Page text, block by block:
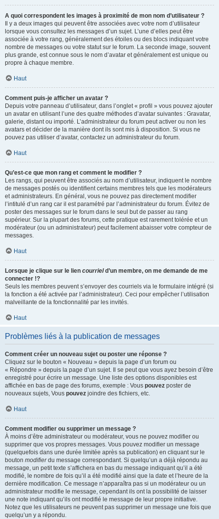
A quoi correspondent les images à proximité de mon nom d’utilisateur ?
Il y a deux images qui peuvent être associées avec votre nom d’utilisateur
lorsque vous consultez les messages d’un sujet. L’une d’elles peut être
associée à votre rang, généralement des étoiles ou des blocs indiquant votre
nombre de messages ou votre statut sur le forum. La seconde image, souvent
plus grande, est connue sous le nom d’avatar et généralement est unique ou
propre à chaque membre.
Haut
Comment puis-je afficher un avatar ?
Depuis votre panneau d’utilisateur, dans l’onglet « profil » vous pouvez ajouter
un avatar en utilisant l’une des quatre méthodes d’avatar suivantes : Gravatar,
galerie, distant ou importé. L’administrateur du forum peut activer ou non les
avatars et décider de la manière dont ils sont mis à disposition. Si vous ne
pouvez pas utiliser d’avatar, contactez un administrateur du forum.
Haut
Qu’est-ce que mon rang et comment le modifier ?
Les rangs, qui peuvent être associés au nom d’utilisateur, indiquent le nombre
de messages postés ou identifient certains membres tels que les modérateurs
et administrateurs. En général, vous ne pouvez pas directement modifier
l’intitulé d’un rang car il est paramétré par l’administrateur du forum. Évitez de
poster des messages sur le forum dans le seul but de passer au rang
supérieur. Sur la plupart des forums, cette pratique est rarement tolérée et un
modérateur (ou un administrateur) peut facilement abaisser votre compteur de
messages.
Haut
Lorsque je clique sur le lien courrield’un membre, on me demande de me
connecter !?
Seuls les membres peuvent s’envoyer des courriels via le formulaire intégré (si
la fonction a été activée par l’administrateur). Ceci pour empêcher l’utilisation
malveillante de la fonctionnalité par les invités.
Haut
Problèmes liés à la publication de messages
Comment créer un nouveau sujet ou poster une réponse ?
Cliquez sur le bouton « Nouveau » depuis la page d’un forum ou
« Répondre » depuis la page d’un sujet. Il se peut que vous ayez besoin d’être
enregistré pour écrire un message. Une liste des options disponibles est
affichée en bas de page des forums, exemple : Vous pouvez poster de
nouveaux sujets, Vous pouvez joindre des fichiers, etc.
Haut
Comment modifier ou supprimer un message ?
À moins d’être administrateur ou modérateur, vous ne pouvez modifier ou
supprimer que vos propres messages. Vous pouvez modifier un message
(quelquefois dans une durée limitée après sa publication) en cliquant sur le
bouton modifierdu message correspondant. Si quelqu’un a déjà répondu au
message, un petit texte s’affichera en bas du message indiquant qu’il a été
modifié, le nombre de fois qu’il a été modifié ainsi que la date et l’heure de la
dernière modification. Ce message n’apparaîtra pas si un modérateur ou un
administrateur modifie le message, cependant ils ont la possibilité de laisser
une note indiquant qu’ils ont modifié le message de leur propre initiative.
Notez que les utilisateurs ne peuvent pas supprimer un message une fois que
quelqu’un y a répondu.